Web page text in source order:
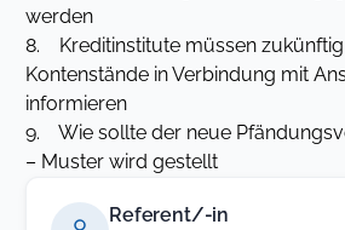
werden
8. Kreditinstitute müssen
Kontenstände in Verbindung mit
informieren
9. Wie sollte der neue
– Muster wird gestellt
Referent/-in